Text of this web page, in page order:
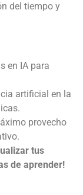
del tiempo y
en IA para
artificial en la
provecho
tus
de aprender!